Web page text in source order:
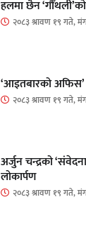
हलमा छैन
२०८३ श्रावण १९ गते,
‘आइतबारको अफिस’
२०८३ श्रावण १९ गते,
अर्जुन चन्द्रको
लोकार्पण
२०८३ श्रावण १९ गते,